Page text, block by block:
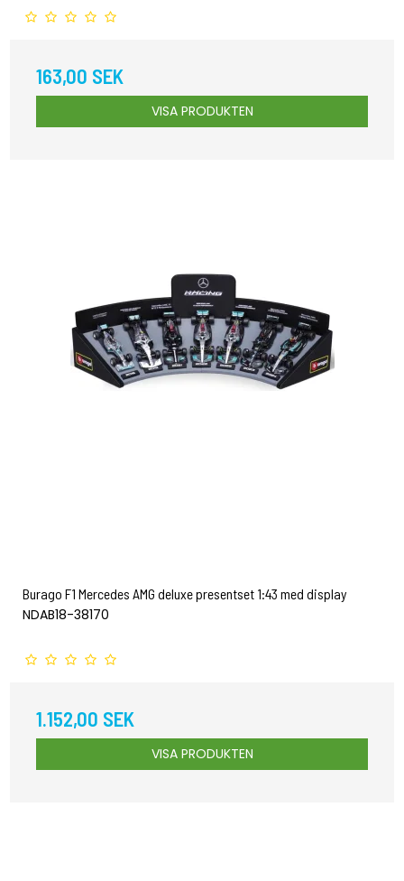
163,00 SEK
VISA PRODUKTEN
Burago F1 Mercedes AMG deluxe presentset 1:43 med display
NDAB18-38170
1.152,00 SEK
VISA PRODUKTEN